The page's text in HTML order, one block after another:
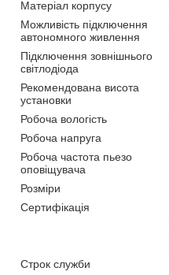
Матеріал корпусу
Можливість підключення
автономного живлення
Підключення зовнішнього
світлодіода
Рекомендована висота
установки
Робоча вологість
Робоча напруга
Робоча частота пьезо
оповіщувача
Розміри
Сертифікація
Строк служби